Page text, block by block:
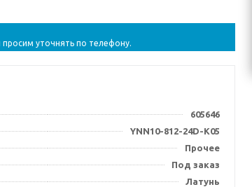
уточнять по телефону.
605646
YNN10-812-24D-K05
Прочее
Под заказ
Латунь